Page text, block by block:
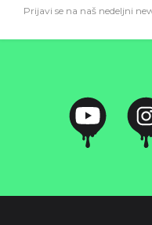
Prijavi se na naš nedeljni